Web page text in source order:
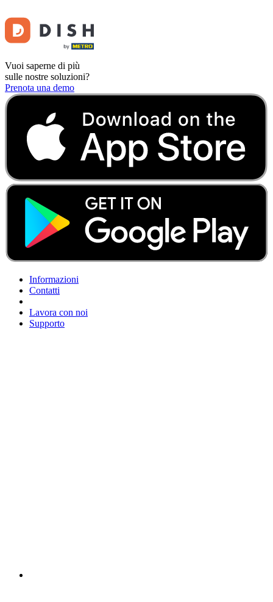
Vuoi saperne di più
sulle nostre soluzioni?
Prenota una demo
Informazioni
Contatti
Lavora con noi
Supporto